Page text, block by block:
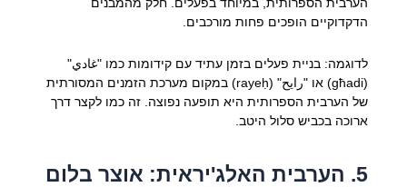
הדקדוקיים הופכים פחות מורכבים.
לדוגמה: בניית פעלים בזמן עתיד עם קידומות כמו "غادي"
(għadi) או "رايح" (rayeḥ) במקום מערכת הזמנים המסורתית
של הערבית הספרותית היא תופעה נפוצה. זה כמו לקצר דרך
ארוכה בכביש סלול היטב.
5. הערבית האלג'יראית: אוצר בלום